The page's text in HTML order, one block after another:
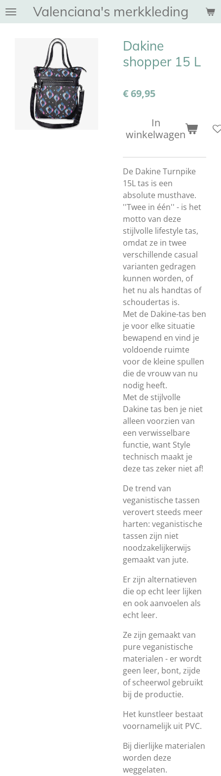
Ga
direct
hoofdinhoud
Valenciana's merkkleding
Dakine
shopper 15 L
€ 69,95
In
winkelwagen
De Dakine Turnpike
15L tas is een
absolute musthave.
''Twee in één'' - is het
motto van deze
stijlvolle lifestyle tas,
omdat ze in twee
verschillende casual
varianten gedragen
kunnen worden, of
het nu als handtas of
schoudertas is.
Met de Dakine-tas ben
je voor elke situatie
bewapend en vind je
voldoende ruimte
voor de kleine spullen
die de vrouw van nu
nodig heeft.
Met de stijlvolle
Dakine tas ben je niet
alleen voorzien van
een verwisselbare
functie, want Style
technisch maakt je
deze tas zeker niet af!
De trend van
veganistische tassen
verovert steeds meer
harten: veganistische
tassen zijn niet
noodzakelijkerwijs
gemaakt van jute.
Er zijn alternatieven
die op echt leer lijken
en ook aanvoelen als
echt leer.
Ze zijn gemaakt van
pure veganistische
materialen - er wordt
geen leer, bont, zijde
of scheerwol gebruikt
bij de productie.
Het kunstleer bestaat
voornamelijk uit PVC.
Bij dierlijke materialen
worden deze
weggelaten.